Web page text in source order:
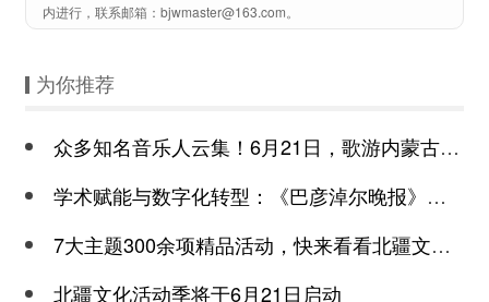
内进行，联系邮箱：bjwmaster@163.com。
为你推荐
众多知名音乐人云集！6月21日，歌游内蒙古——北疆文化活动季启动主题演出重
学术赋能与数字化转型：《巴彦淖尔晚报》的融合突围之路
7大主题300余项精品活动，快来看看北疆文化活动季都有哪些亮点
北疆文化活动季将于6月21日启动